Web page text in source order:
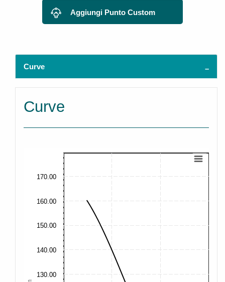
Aggiungi Punto Custom
Curve
Curve
130.00
140.00
150.00
160.00
170.00